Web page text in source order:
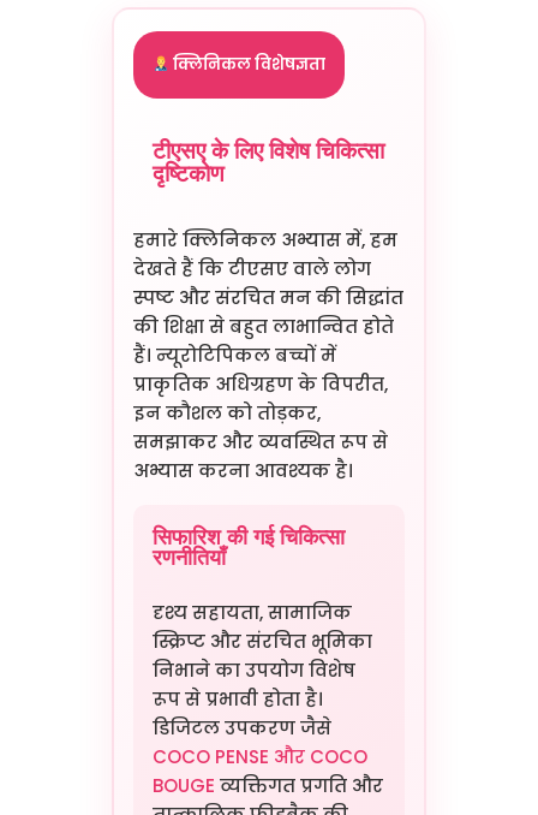
क्लिनिकल विशेषज्ञता
टीएसए के लिए विशेष चिकित्सा
दृष्टिकोण
हमारे क्लिनिकल अभ्यास में, हम
देखते हैं कि टीएसए वाले लोग
स्पष्ट और संरचित मन की सिद्धांत
की शिक्षा से बहुत लाभान्वित होते
हैं। न्यूरोटिपिकल बच्चों में
प्राकृतिक अधिग्रहण के विपरीत,
इन कौशल को तोड़कर,
समझाकर और व्यवस्थित रूप से
अभ्यास करना आवश्यक है।
सिफारिश की गई चिकित्सा
रणनीतियाँ
दृश्य सहायता, सामाजिक
स्क्रिप्ट और संरचित भूमिका
निभाने का उपयोग विशेष
रूप से प्रभावी होता है।
डिजिटल उपकरण जैसे
COCO PENSE और COCO
BOUGE व्यक्तिगत प्रगति और